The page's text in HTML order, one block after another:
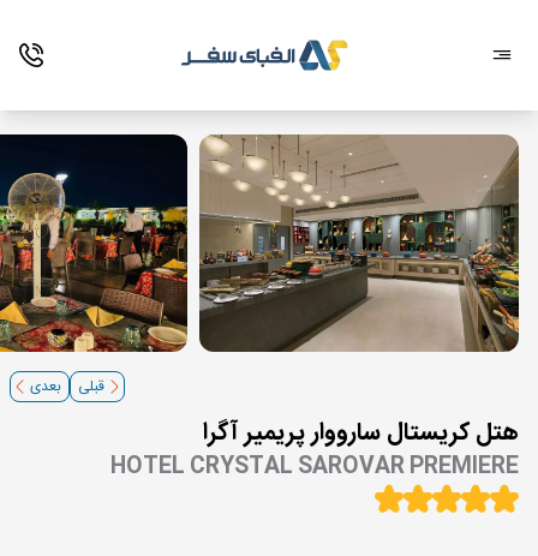
قبلی بعدی
هتل کریستال سارووار پریمیر آگرا
HOTEL CRYSTAL SAROVAR PREMIERE